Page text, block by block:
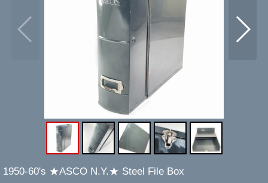
1950-60's ★ASCO N.Y.★ Steel File Box